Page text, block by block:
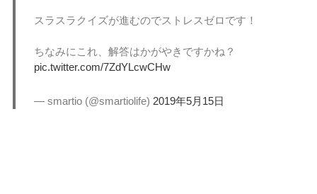
スラスラクイズが進むのでストレスゼロです！
ちなみにこれ、解答はかがやきですかね？
pic.twitter.com/7ZdYLcwCHw
— smartio (@smartiolife) 2019年5月15日